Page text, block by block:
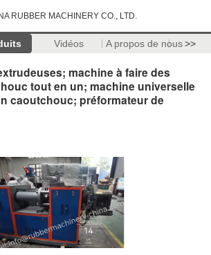
RUBBER MACHINERY CO., LTD.
Vidéos A propos de nous>>
machine à faire des
tout en un; machine universelle
caoutchouc; préformateur de